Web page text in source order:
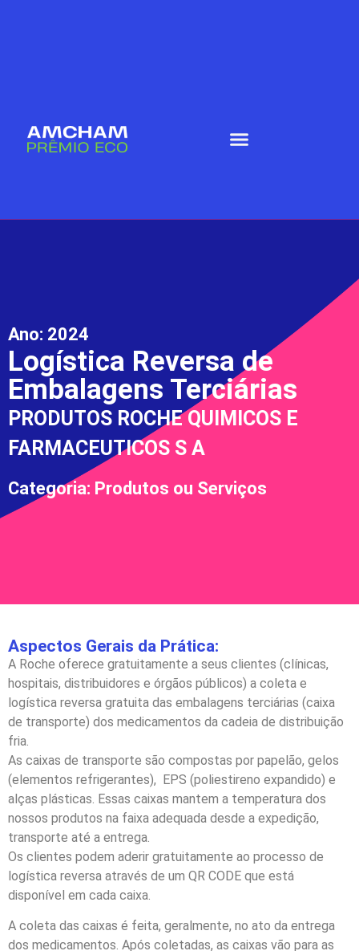
Ano: 2024
Logística Reversa de
Embalagens Terciárias
PRODUTOS ROCHE QUIMICOS E
FARMACEUTICOS S A
Categoria: Produtos ou Serviços
Aspectos Gerais da Prática:
A Roche oferece gratuitamente a seus clientes (clínicas,
hospitais, distribuidores e órgãos públicos) a coleta e
logística reversa gratuita das embalagens terciárias (caixa
de transporte) dos medicamentos da cadeia de distribuição
fria.
As caixas de transporte são compostas por papelão, gelos
(elementos refrigerantes), EPS (poliestireno expandido) e
alças plásticas. Essas caixas mantem a temperatura dos
nossos produtos na faixa adequada desde a expedição,
transporte até a entrega.
Os clientes podem aderir gratuitamente ao processo de
logística reversa através de um QR CODE que está
disponível em cada caixa.
A coleta das caixas é feita, geralmente, no ato da entrega
dos medicamentos. Após coletadas, as caixas vão para as